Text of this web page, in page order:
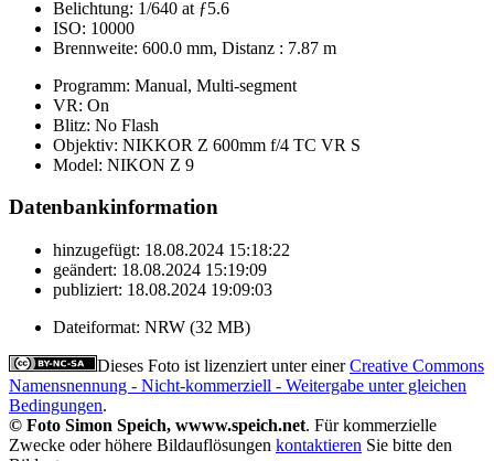
Belichtung: 1/640 at ƒ5.6
ISO: 10000
Brennweite: 600.0 mm, Distanz : 7.87 m
Programm: Manual, Multi-segment
VR: On
Blitz: No Flash
Objektiv: NIKKOR Z 600mm f/4 TC VR S
Model: NIKON Z 9
Datenbankinformation
hinzugefügt: 18.08.2024 15:18:22
geändert: 18.08.2024 15:19:09
publiziert: 18.08.2024 19:09:03
Dateiformat: NRW (32 MB)
Dieses Foto ist lizenziert unter einerCreative Commons
Namensnennung - Nicht-kommerziell - Weitergabe unter gleichen
Bedingungen.
© Foto Simon Speich, wwww.speich.net. Für kommerzielle
Zwecke oder höhere Bildauflösungen kontaktieren Sie bitte den